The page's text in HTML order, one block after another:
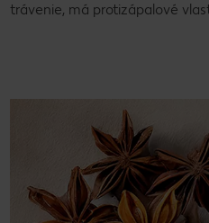
trávenie, má protizápalové